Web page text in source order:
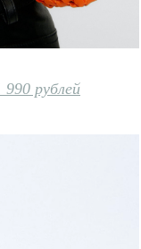
990 рублей